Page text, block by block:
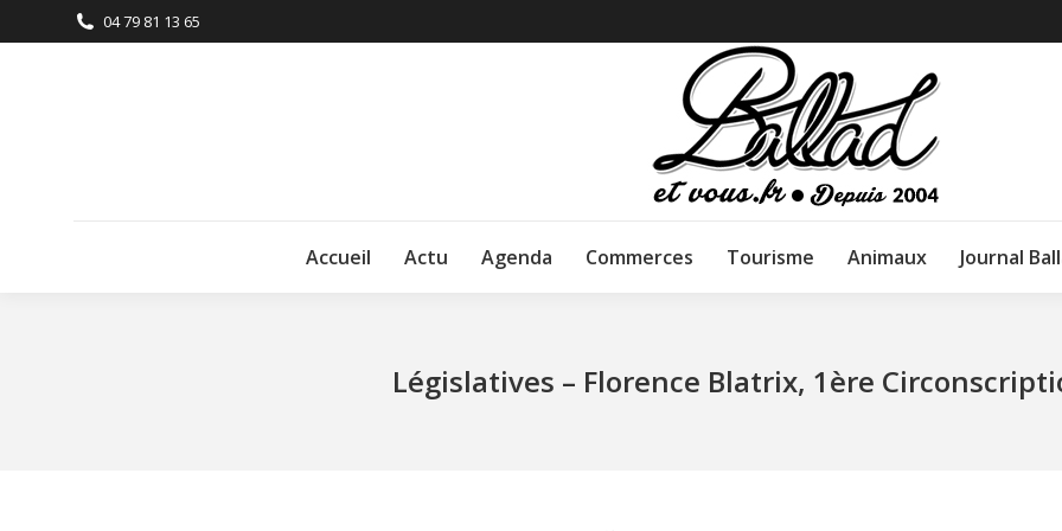
04 79 81 13 65
Accueil Actu Agenda Commerces Tourisme Animaux Journal
Législatives – Florence Blatrix, 1ère